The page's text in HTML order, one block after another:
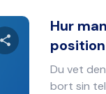
Dela denna
Hur
Du vet
bort sin